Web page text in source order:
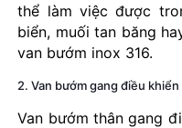
thể làm việc được
biển, muối tan băng
van bướm inox 316.
2. Van bướm gang điều
Van bướm thân gang